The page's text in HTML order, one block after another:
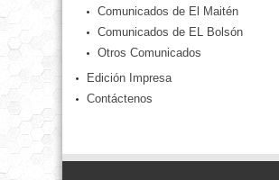
Comunicados de El Maitén
Comunicados de EL Bolsón
Otros Comunicados
Edición Impresa
Contáctenos